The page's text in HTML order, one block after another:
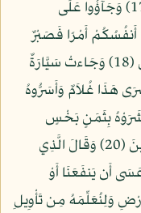
وَمَا أَنتَ بِمُؤْمِنٍ لِّنَا وَلَوْ كُنَّا صَادِقِينَ (17) وَجَآؤُوا عَلَى
أَمْرًا فَصَبْرٌ
جَمِيلٌ وَاللّهُ الْمُسْتَعَانُ عَلَى مَا تَصِفُونَ (18) وَجَاءتْ سَيَّارَةٌ
هَذَا غُلاَمٌ وَأَسَرُّوهُ
عَلِيمٌ بِمَا يَعْمَلُونَ (19) وَشَرَوْهُ بِثَمَنٍ بَخْسٍ
دَرَاهِمَ مَعْدُودَةٍ وَكَانُواْ فِيهِ مِنَ الزَّاهِدِينَ (20) وَقَالَ الَّذِي
أَن يَنفَعَنَا أَوْ
وَلِنُعَلِّمَهُ مِن تَأْوِيلِ